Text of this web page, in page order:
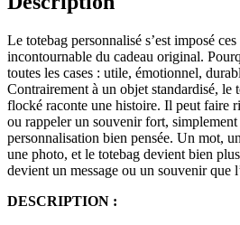
Le totebag personnalisé s’est imposé
incontournable du cadeau original.
toutes les cases : utile, émotionnel,
Contrairement à un objet standardisé, le
flocké raconte une histoire. Il peut faire
ou rappeler un souvenir fort, simplement
personnalisation bien pensée. Un mot,
une photo, et le totebag devient bien
devient un message ou un souvenir que
DESCRIPTION :